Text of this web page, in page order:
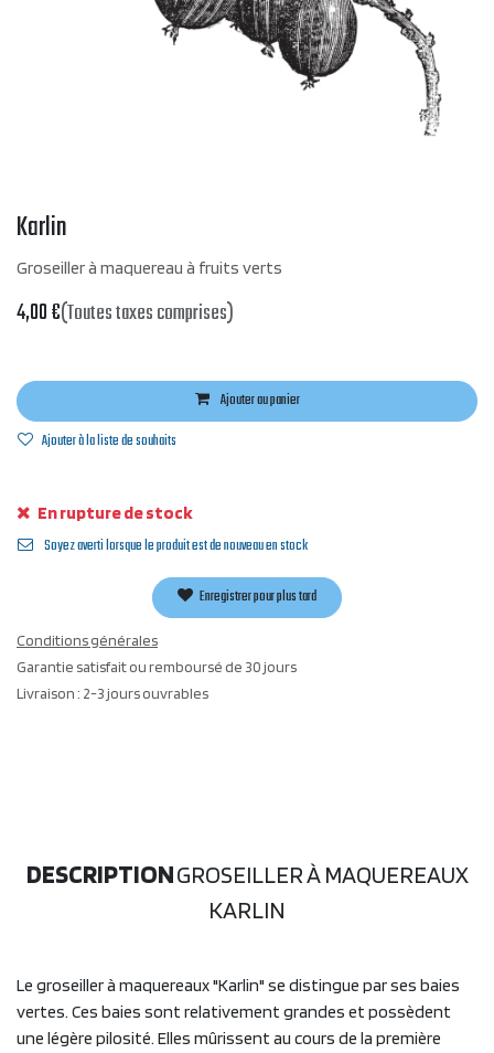
Karlin
Groseiller à maquereau à fruits verts
4,00€(Toutes taxes comprises)
Ajouter au panier
Ajouter à la liste de souhaits
En rupture de stock
Soyez averti lorsque le produit est de nouveau en stock
Enregistrer pour plus tard
Conditions générales
Garantie satisfait ou remboursé de 30 jours
Livraison : 2-3 jours ouvrables
DESCRIPTIONGROSEILLER À MAQUEREAUX
KARLIN
Le groseiller à maquereaux "Karlin" se distingue par ses baies
vertes. Ces baies sont relativement grandes et possèdent
une légère pilosité. Elles mûrissent au cours de la première